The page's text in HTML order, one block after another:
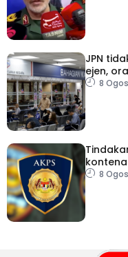
JPN
ejen,
8
Israel
8